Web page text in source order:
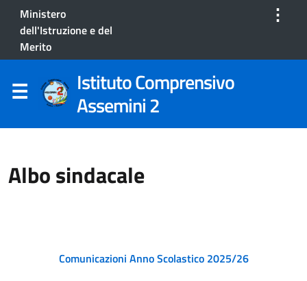
Ministero
dell'Istruzione e del
Merito
⋮
Istituto Comprensivo
Assemini 2
Albo sindacale
Comunicazioni Anno Scolastico 2025/26